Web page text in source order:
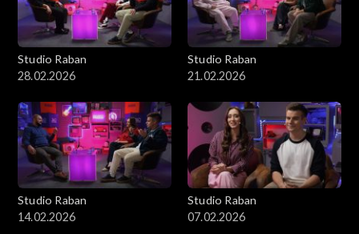
Studio Raban
28.02.2026
Studio Raban
21.02.2026
Studio Raban
14.02.2026
Studio Raban
07.02.2026